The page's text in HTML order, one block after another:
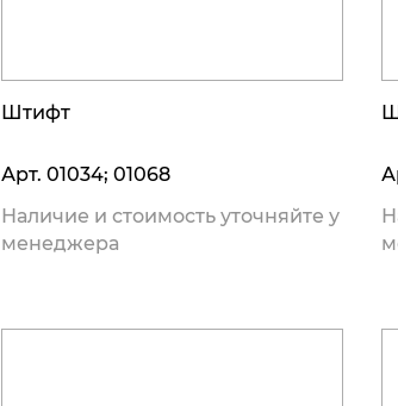
Штифт
Арт. 01034; 01068
Наличие и стоимость уточняйте у
менеджера